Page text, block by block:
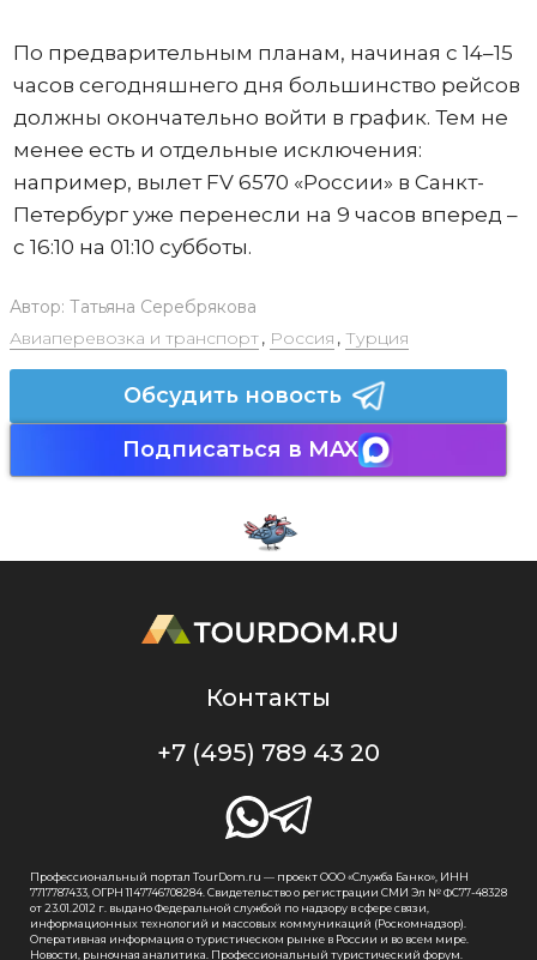
По предварительным планам, начиная с 14–15
часов сегодняшнего дня большинство рейсов
должны окончательно войти в график. Тем не
менее есть и отдельные исключения:
например, вылет FV 6570 «России» в Санкт-
Петербург уже перенесли на 9 часов вперед –
с 16:10 на 01:10 субботы.
Автор: Татьяна Серебрякова
Авиаперевозка и транспорт, Россия , Турция
Обсудить новость
Подписаться в MAX
Контакты
+7 (495) 789 43 20
Профессиональный портал TourDom.ru — проект ООО «Служба Банко», ИНН
7717787433, ОГРН 1147746708284. Свидетельство о регистрации СМИ Эл № ФС77-48328
от 23.01.2012 г. выдано Федеральной службой по надзору в сфере связи,
информационных технологий и массовых коммуникаций (Роскомнадзор).
Оперативная информация о туристическом рынке в России и во всем мире.
Новости, рыночная аналитика. Профессиональный туристический форум.